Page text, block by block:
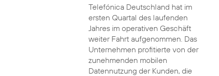
Telefónica Deutschland hat im
ersten Quartal des laufenden
Jahres im operativen Geschäft
weiter Fahrt aufgenommen. Das
Unternehmen profitierte von der
zunehmenden mobilen
Datennutzung der Kunden, die